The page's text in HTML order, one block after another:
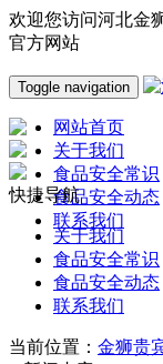
欢迎您访问河北金
官方网站
Toggle navigation
网站首页
关于我们
食品安全常识
食品安全动态
联系我们
快捷导航
关于我们
食品安全常识
食品安全动态
联系我们
当前位置： 金狮贵